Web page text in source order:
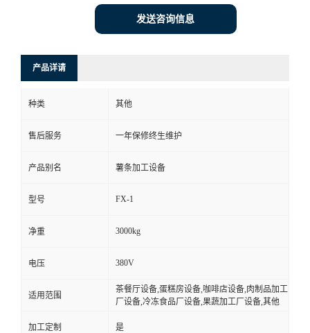
发送咨询信息
产品详请
种类 其他
售后服务 一年保修终生维护
产品别名 薯条加工设备
型号 FX-1
净重 3000kg
电压 380V
适用范围
茶餐厅设备,蛋糕房设备,咖啡店设备,肉制品加工
厂设备,冷冻食品厂设备,果蔬加工厂设备,其他
加工定制 是